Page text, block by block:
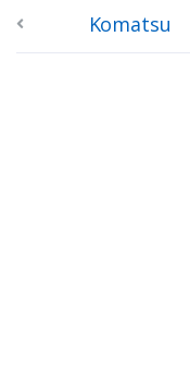
Komatsu